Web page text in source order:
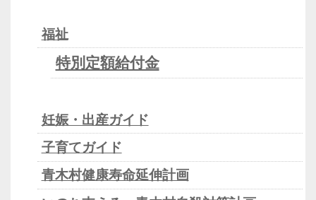
福祉
特別定額給付金
妊娠・出産ガイド
子育てガイド
青木村健康寿命延伸計画